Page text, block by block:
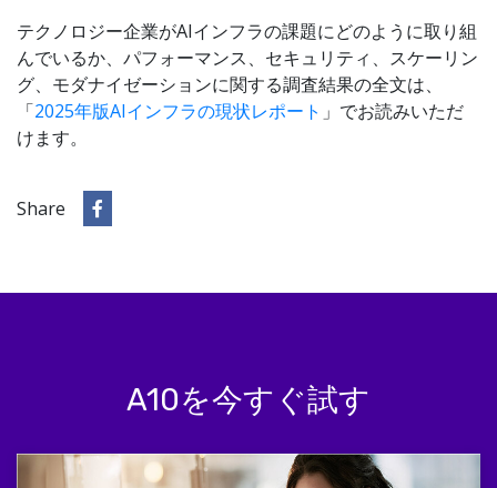
テクノロジー企業がAIインフラの課題にどのように取り組
んでいるか、パフォーマンス、セキュリティ、スケーリン
グ、モダナイゼーションに関する調査結果の全文は、
「2025年版AIインフラの現状レポート 」でお読みいただ
けます。
Share
A10を今すぐ試す